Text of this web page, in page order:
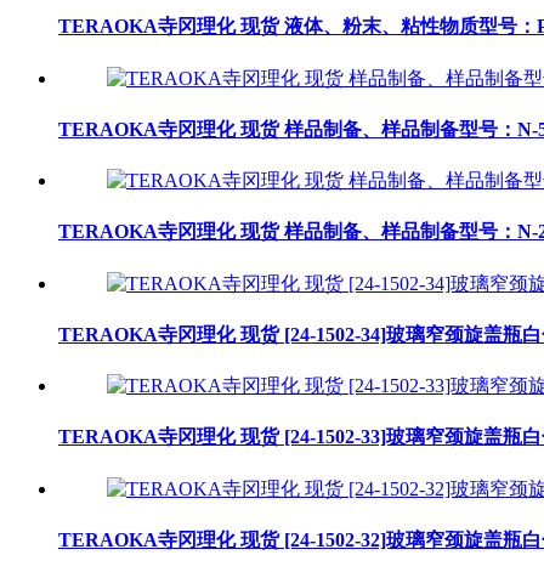
TERAOKA寺冈理化 现货 液体、粉末、粘性物质型号：
TERAOKA寺冈理化 现货 样品制备、样品制备型号：N-
TERAOKA寺冈理化 现货 样品制备、样品制备型号：N-
TERAOKA寺冈理化 现货 [24-1502-34]玻璃窄颈旋盖瓶
TERAOKA寺冈理化 现货 [24-1502-33]玻璃窄颈旋盖瓶
TERAOKA寺冈理化 现货 [24-1502-32]玻璃窄颈旋盖瓶